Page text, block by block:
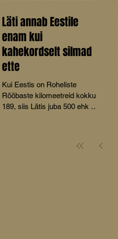
Läti annab Eestile
enam kui
kahekordselt silmad
ette
Kui Eestis on Roheliste
Rööbaste kilomeetreid kokku
189, siis Lätis juba 500 ehk 2,7